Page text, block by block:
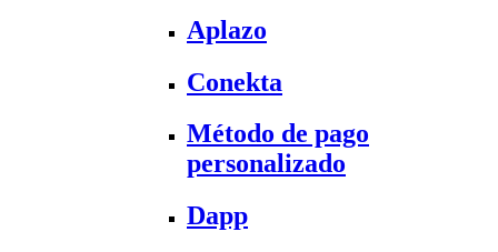
Aplazo
Conekta
Método de pago
personalizado
Dapp